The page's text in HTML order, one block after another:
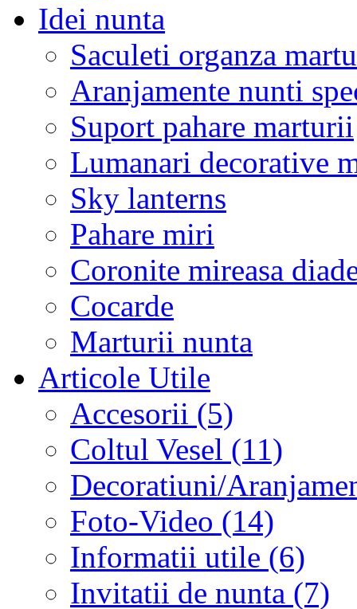
Idei nunta
Saculeti organza
Aranjamente nunti
Suport pahare marturii
Lumanari decorative
Sky lanterns
Pahare miri
Coronite mireasa
Cocarde
Marturii nunta
Articole Utile
Accesorii (5)
Coltul Vesel (11)
Decoratiuni/
Foto-Video (14)
Informatii utile (6)
Invitatii de nunta (7)